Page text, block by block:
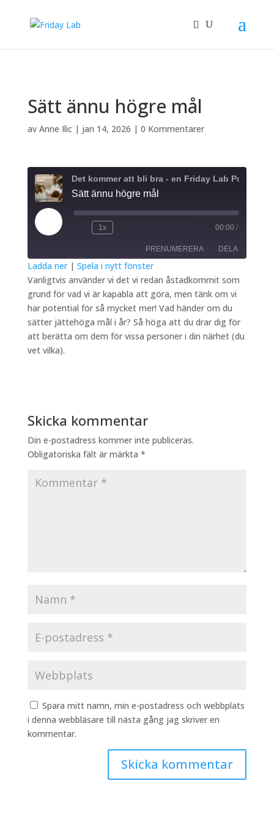
Sätt ännu högre mål
av Anne Ilic| jan 14, 2026 | 0 Kommentarer
Det kommer att bli bra - en Friday Lab Podcast
Sätt ännu högre mål
Spela
upp
1x 00:00 /
PRENUMERERA DELA
RSS-
FLÖDE
DELA
LÄNK
BÄDDA IN
Ladda ner| Spela i nytt fönster
Vanligtvis använder vi det vi redan åstadkommit som
grund för vad vi är kapabla att göra, men tänk om vi
har potential för så mycket mer! Vad händer om du
sätter jättehöga mål i år? Så höga att du drar dig för
att berätta om dem för vissa personer i din närhet (du
vet vilka).
Skicka kommentar
Din e-postadress kommer inte publiceras.
Obligatoriska fält är märkta *
Spara mitt namn, min e-postadress och webbplats
i denna webbläsare till nästa gång jag skriver en
kommentar.